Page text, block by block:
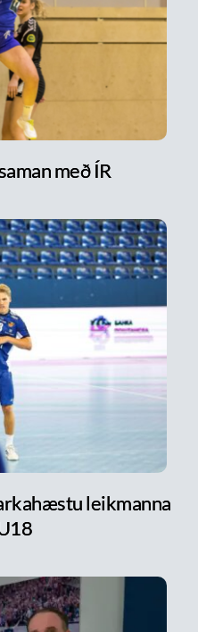
með ÍR
leikmanna